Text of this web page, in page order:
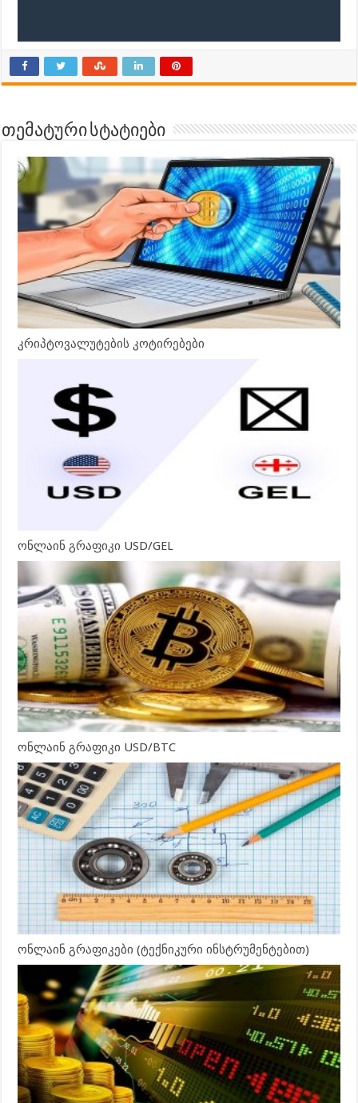
თემატური სტატიები
კრიპტოვალუტების კოტირებები
ონლაინ გრაფიკი USD/GEL
ონლაინ გრაფიკი USD/BTC
ონლაინ გრაფიკები (ტექნიკური ინსტრუმენტებით)